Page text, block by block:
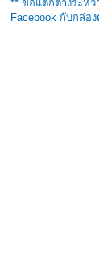
** ข้อแตกต่างระหว่
Facebook กับกล่อ